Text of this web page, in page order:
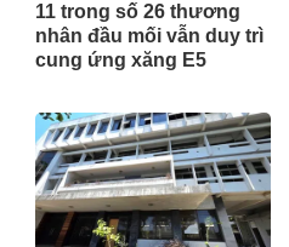
11 trong số 26 thương
nhân đầu mối vẫn duy trì
cung ứng xăng E5